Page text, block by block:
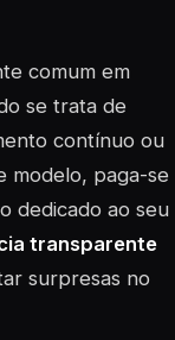
comum em
se trata de
contínuo ou
modelo, paga-se
dedicado ao seu
transparente
surpresas no